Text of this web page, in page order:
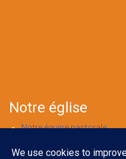
Notre église
Notre équipe pastorale
Notre foi